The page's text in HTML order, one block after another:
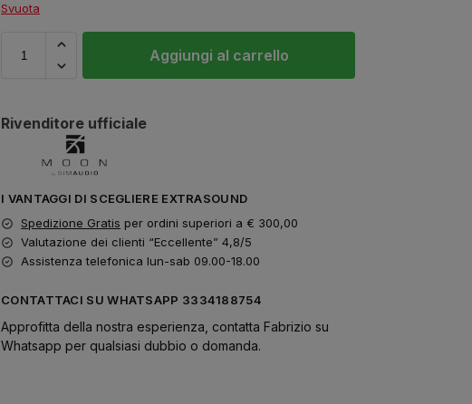
Svuota
Aggiungi al carrello
Rivenditore ufficiale
I VANTAGGI DI SCEGLIERE EXTRASOUND
Spedizione Gratis per ordini superiori a € 300,00
Valutazione dei clienti “Eccellente” 4,8/5
Assistenza telefonica lun-sab 09.00-18.00
CONTATTACI SU WHATSAPP 3334188754
Approfitta della nostra esperienza, contatta Fabrizio su
Whatsapp per qualsiasi dubbio o domanda.